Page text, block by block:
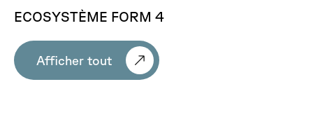
ECOSYSTÈME FORM 4
Afficher tout